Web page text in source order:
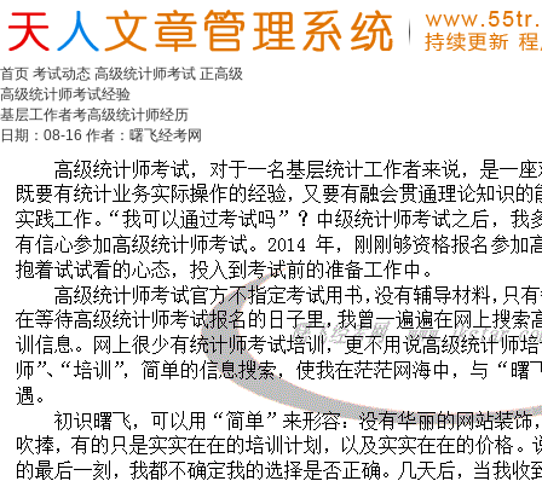
首页 考试动态 高级统计师考试 正高级
高级统计师考试经验
基层工作者考高级统计师经历
日期：08-16 作者：曙飞经考网